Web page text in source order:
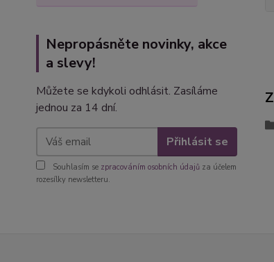
Nepropásněte novinky, akce
a slevy!
Můžete se kdykoli odhlásit. Zasíláme
jednou za 14 dní.
Přihlásit se
Souhlasím se zpracováním osobních údajů za účelem
rozesílky newsletteru.